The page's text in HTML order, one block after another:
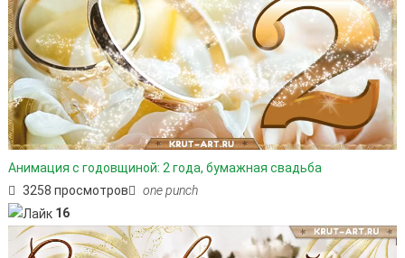
Анимация с годовщиной: 2 года, бумажная свадьба
3258 просмотров
one punch
16